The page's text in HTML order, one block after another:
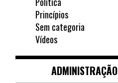
Princípios
Sem categoria
Vídeos
ADMINISTRAÇÃO